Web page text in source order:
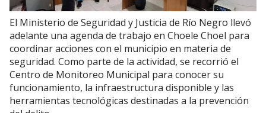
El Ministerio de Seguridad y Justicia de Río Negro llevó
adelante una agenda de trabajo en Choele Choel para
coordinar acciones con el municipio en materia de
seguridad. Como parte de la actividad, se recorrió el
Centro de Monitoreo Municipal para conocer su
funcionamiento, la infraestructura disponible y las
herramientas tecnológicas destinadas a la prevención